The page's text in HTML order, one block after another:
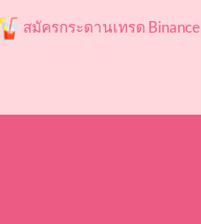
สมัครกระดานเทรด Binance